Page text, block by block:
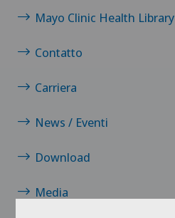
Mayo Clinic Health Library
Contatto
Carriera
News / Eventi
Download
Media